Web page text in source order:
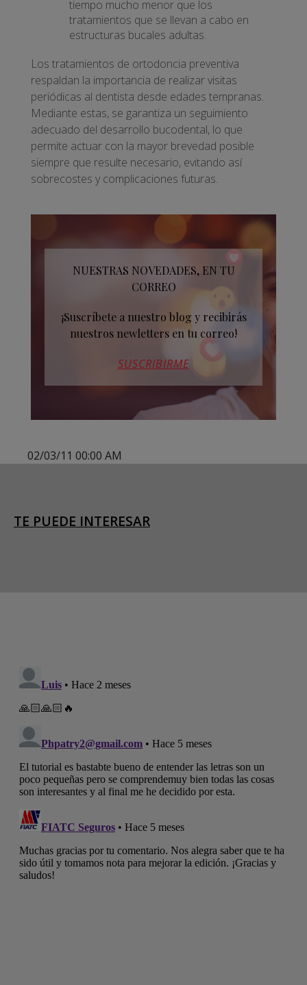
tiempo mucho menor que los
tratamientos que se llevan a cabo en
estructuras bucales adultas.
Los tratamientos de ortodoncia preventiva
respaldan la importancia de realizar visitas
periódicas al dentista desde edades tempranas.
Mediante estas, se garantiza un seguimiento
adecuado del desarrollo bucodental, lo que
permite actuar con la mayor brevedad posible
siempre que resulte necesario, evitando así
sobrecostes y complicaciones futuras.
NUESTRAS NOVEDADES, EN TU
CORREO
¡Suscríbete a nuestro blog y recibirás
nuestros newletters en tu correo!
SUSCRIBIRME
02/03/11 00:00 AM
TE PUEDE INTERESAR